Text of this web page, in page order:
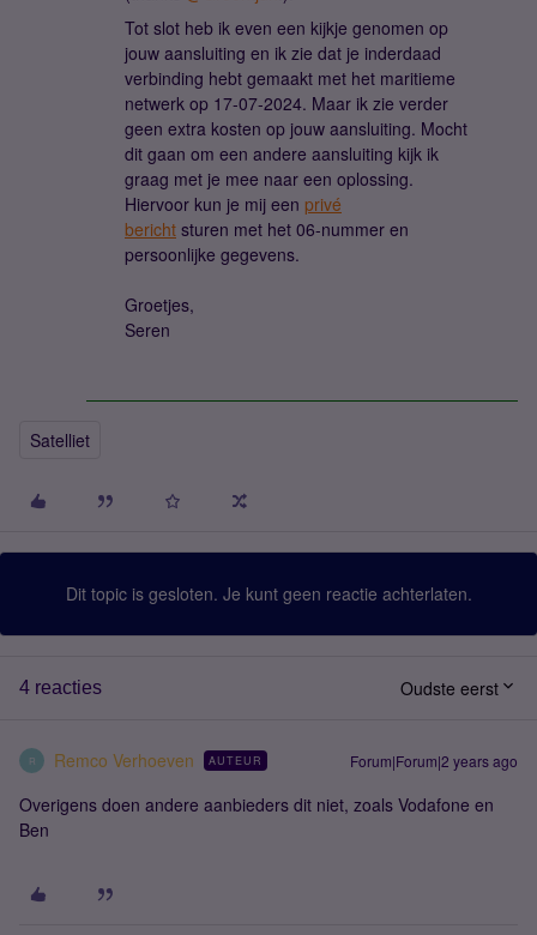
Tot slot heb ik even een kijkje genomen op
jouw aansluiting en ik zie dat je inderdaad
verbinding hebt gemaakt met het maritieme
netwerk op 17-07-2024. Maar ik zie verder
geen extra kosten op jouw aansluiting. Mocht
dit gaan om een andere aansluiting kijk ik
graag met je mee naar een oplossing.
Hiervoor kun je mij een privé
bericht sturen met het 06-nummer en
persoonlijke gegevens.
Groetjes,
Seren
Satelliet
Dit topic is gesloten. Je kunt geen reactie achterlaten.
4 reacties Oudste eerst
R Remco Verhoeven AUTEUR Forum|Forum|2 years ago
Overigens doen andere aanbieders dit niet, zoals Vodafone en
Ben